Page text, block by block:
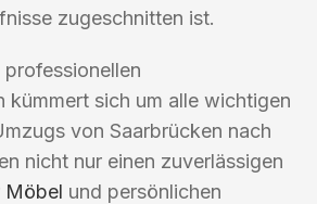
zugeschnitten ist.
kümmert sich um alle wichtigen
von Saarbrücken nach
nicht nur einen zuverlässigen
Möbel und persönlichen